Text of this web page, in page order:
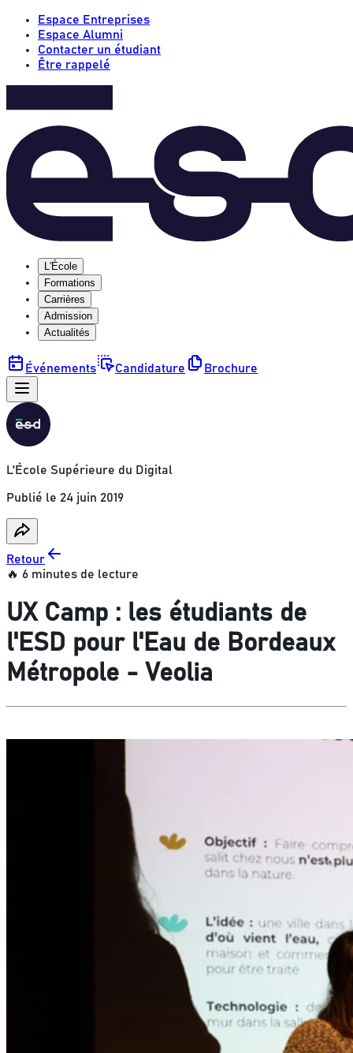
Espace Entreprises
Espace Alumni
Contacter un étudiant
Être rappelé
L'École
Formations
Carrières
Admission
Actualités
Événements Candidature Brochure
L'École Supérieure du Digital
Publié le 24 juin 2019
Retour
🔥 6 minutes de lecture
UX Camp : les étudiants de
l'ESD pour l'Eau de Bordeaux
Métropole - Veolia